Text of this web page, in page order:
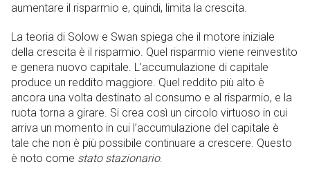
aumentare il risparmio e, quindi, limita la crescita.
La teoria di Solow e Swan spiega che il motore iniziale
della crescita è il risparmio. Quel risparmio viene reinvestito
e genera nuovo capitale. L’accumulazione di capitale
produce un reddito maggiore. Quel reddito più alto è
ancora una volta destinato al consumo e al risparmio, e la
ruota torna a girare. Si crea così un circolo virtuoso in cui
arriva un momento in cui l’accumulazione del capitale è
tale che non è più possibile continuare a crescere. Questo
è noto come stato stazionario.